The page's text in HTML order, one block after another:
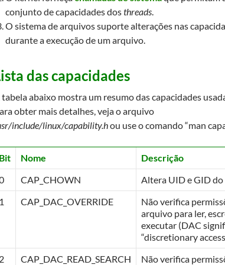
conjunto de capacidades dosthreads.
O sistema de arquivos suporte alterações nas
durante a execução de um arquivo.
das capacidades
tabela abaixo mostra um resumo das capacidades
obter mais detalhes, veja o arquivo
include/linux/capability.hou use o comando “man
Bit Nome
Descrição
CAP_CHOWN
Altera UID e GID
1
CAP_DAC_OVERRIDE
Não verifica
arquivo para ler,
executar (DAC
“discretionary
2
CAP_DAC_READ_SEARCH Não verifica